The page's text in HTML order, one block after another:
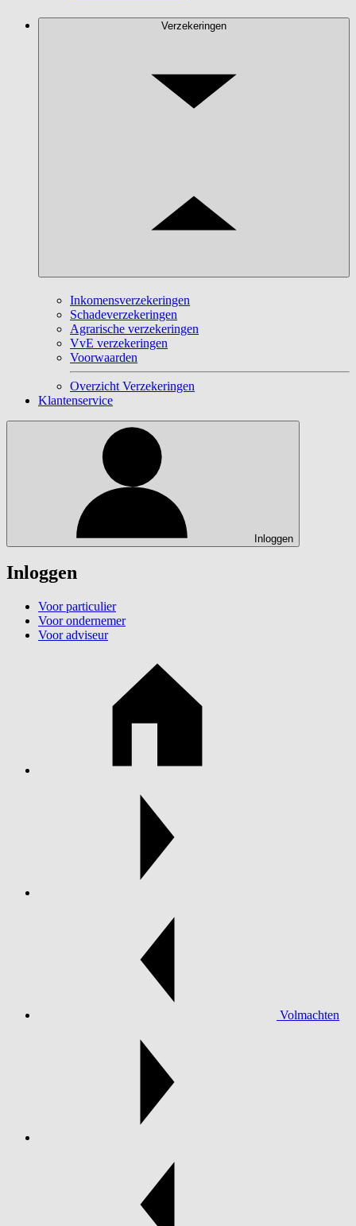
Verzekeringen
Inkomensverzekeringen
Schadeverzekeringen
Agrarische verzekeringen
VvE verzekeringen
Voorwaarden
Overzicht Verzekeringen
Klantenservice
Inloggen
Inloggen
Voor particulier
Voor ondernemer
Voor adviseur
Volmachten